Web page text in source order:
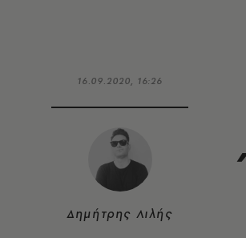
16.09.2020, 16:26
Δημήτρης Λιλής